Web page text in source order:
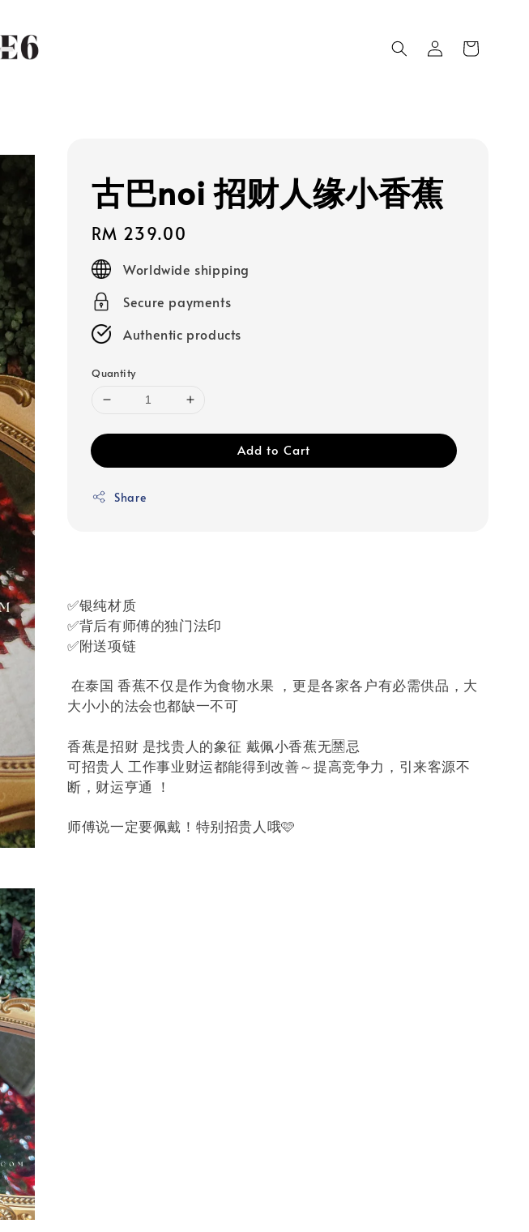
古巴noi 招财人缘‬小香蕉
Regular
price
RM 239.00
Worldwide shipping
Secure payments
Authentic products
Quantity
Add to Cart
Share
✅银纯‬材质
✅背后有师傅的独门法‬印
✅附送项链
在泰国 香蕉不仅‬是作为食物水果 ，更是各家各户有必‬需供品，大
大小小‬的法会也都缺一不可
香蕉‬是招财 是找贵‬人的象征 戴佩‬小香蕉‬无🈲忌
可招贵人 工作事业财运都能得到‬改善～提高竞争力，引来客源不
断，财运亨通 ！
师傅说一定要佩戴！特别招贵人哦🩷